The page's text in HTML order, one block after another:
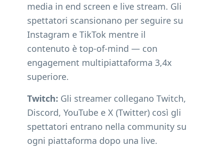
media in end screen e live stream. Gli
spettatori scansionano per seguire su
Instagram e TikTok mentre il
contenuto è top-of-mind — con
engagement multipiattaforma 3,4x
superiore.
Twitch: Gli streamer collegano Twitch,
Discord, YouTube e X (Twitter) così gli
spettatori entrano nella community su
ogni piattaforma dopo una live.